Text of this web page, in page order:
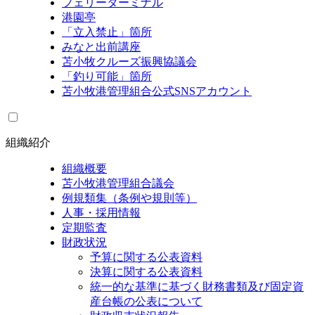
フェリーターミナル
港園亭
「立入禁止」箇所
みなと出前講座
苫小牧クルーズ振興協議会
「釣り可能」箇所
苫小牧港管理組合公式SNSアカウント
組織紹介
組織概要
苫小牧港管理組合議会
例規類集（条例や規則等）
人事・採用情報
定期監査
財政状況
予算に関する公表資料
決算に関する公表資料
統一的な基準に基づく財務書類及び固定資
産台帳の公表について